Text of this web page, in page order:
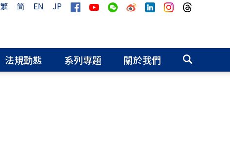
繁 简 EN
JP
法規動態 系列專題 關於我們